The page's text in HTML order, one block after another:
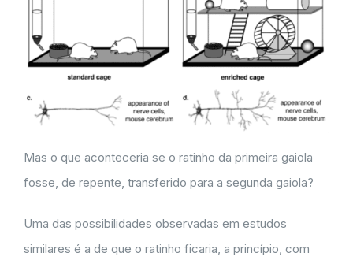
Mas o que aconteceria se o ratinho da primeira gaiola
fosse, de repente, transferido para a segunda gaiola?
Uma das possibilidades observadas em estudos
similares é a de que o ratinho ficaria, a princípio, com